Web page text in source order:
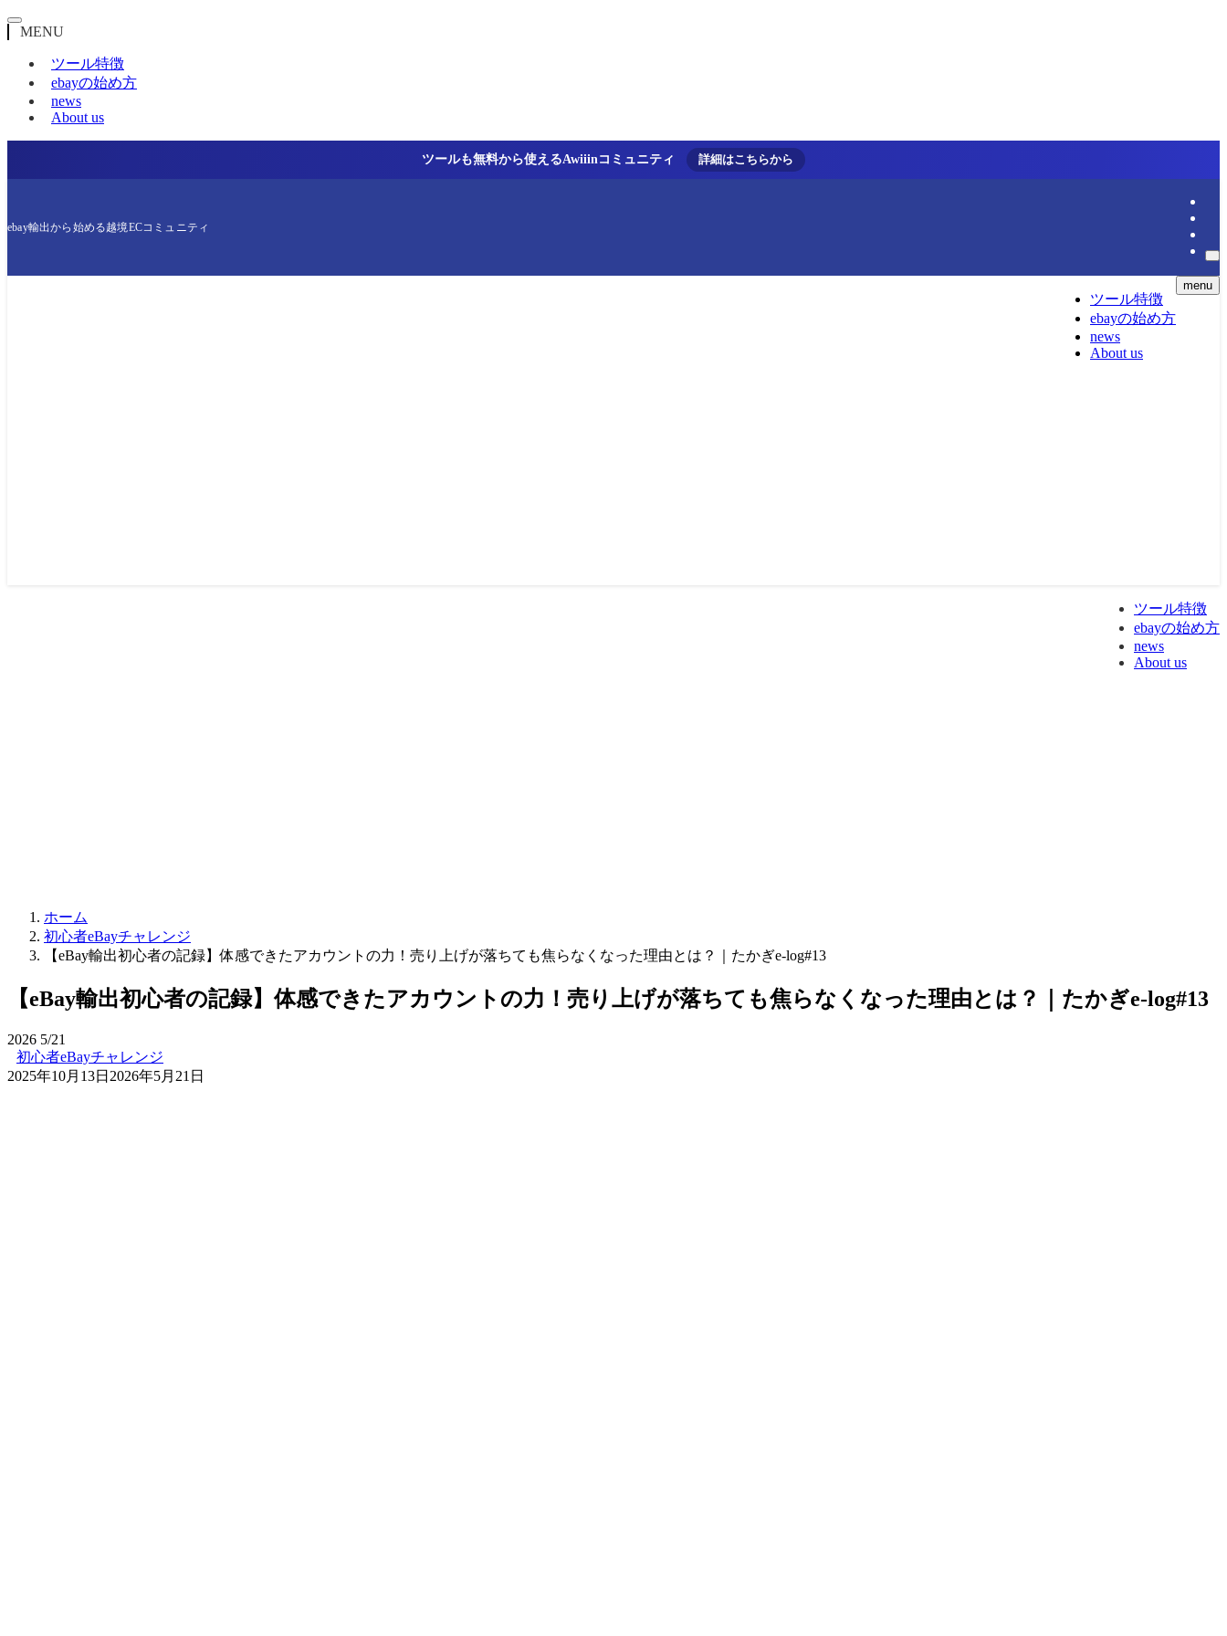
MENU
ツール特徴
ebayの始め方
news
About us
ツールも無料から使えるAwiiinコミュニティ 詳細はこちらから
ebay輸出から始める越境ECコミュニティ
ツール特徴
ebayの始め方
news
About us
menu
ツール特徴
ebayの始め方
news
About us
ホーム
初心者eBayチャレンジ
【eBay輸出初心者の記録】体感できたアカウントの力！売り上げが落ちても焦らなくなった理由とは？｜たかぎe-log#13
【eBay輸出初心者の記録】体感できたアカウントの力！売り上げが落ちても焦らなくなった理由とは？｜たかぎe-log#13
2026 5/21
初心者eBayチャレンジ
2025年10月13日 2026年5月21日